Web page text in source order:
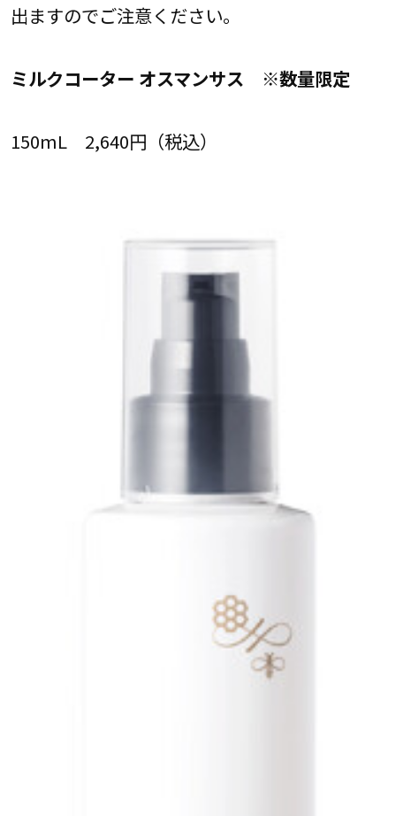
出ますのでご注意ください。
ミルクコーター オスマンサス ※数量限定
150mL 2,640円（税込）